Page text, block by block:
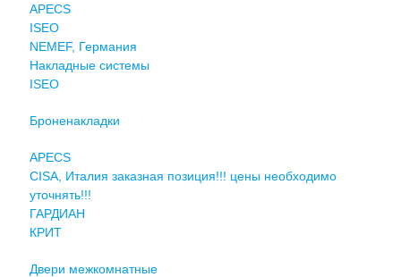
APECS
ISEO
NEMEF, Германия
Накладные системы
ISEO
Броненакладки
APECS
CISA, Италия заказная позиция!!! цены необходимо
уточнять!!!
ГАРДИАН
КРИТ
Двери межкомнатные